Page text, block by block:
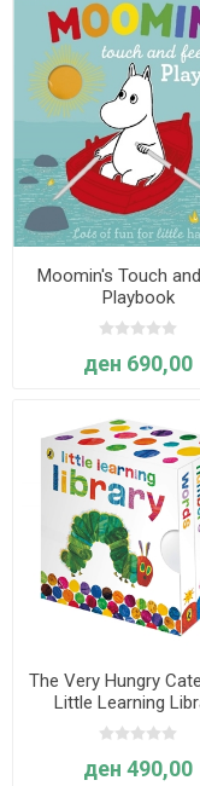
Moomin's Touch
Playbook
ден 690,00
The Very Hungry
Little Learning
ден 490,00